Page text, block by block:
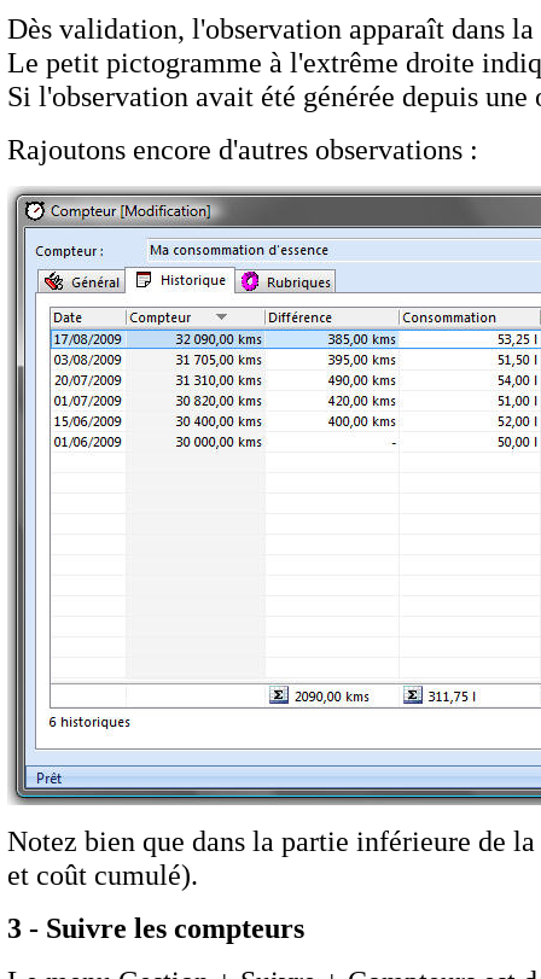
Dès validation, l'observation apparaît dans
Le petit pictogramme à l'extrême droite
Si l'observation avait été générée depuis
Rajoutons encore d'autres observations :
Notez bien que dans la partie inférieure de
et coût cumulé).
3 - Suivre les compteurs